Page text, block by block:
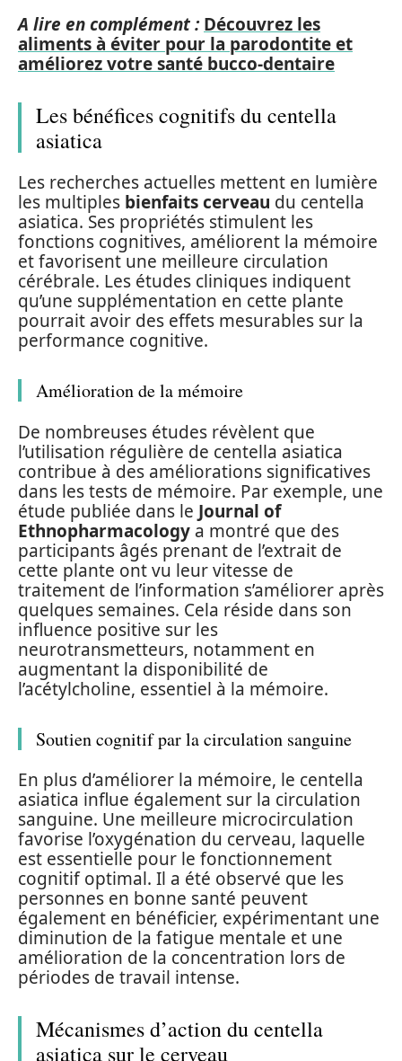
A lire en complément : Découvrez les
aliments à éviter pour la parodontite et
améliorez votre santé bucco-dentaire
Les bénéfices cognitifs du centella
asiatica
Les recherches actuelles mettent en lumière
les multiples bienfaits cerveau du centella
asiatica. Ses propriétés stimulent les
fonctions cognitives, améliorent la mémoire
et favorisent une meilleure circulation
cérébrale. Les études cliniques indiquent
qu’une supplémentation en cette plante
pourrait avoir des effets mesurables sur la
performance cognitive.
Amélioration de la mémoire
De nombreuses études révèlent que
l’utilisation régulière de centella asiatica
contribue à des améliorations significatives
dans les tests de mémoire. Par exemple, une
étude publiée dans le Journal of
Ethnopharmacology a montré que des
participants âgés prenant de l’extrait de
cette plante ont vu leur vitesse de
traitement de l’information s’améliorer après
quelques semaines. Cela réside dans son
influence positive sur les
neurotransmetteurs, notamment en
augmentant la disponibilité de
l’acétylcholine, essentiel à la mémoire.
Soutien cognitif par la circulation sanguine
En plus d’améliorer la mémoire, le centella
asiatica influe également sur la circulation
sanguine. Une meilleure microcirculation
favorise l’oxygénation du cerveau, laquelle
est essentielle pour le fonctionnement
cognitif optimal. Il a été observé que les
personnes en bonne santé peuvent
également en bénéficier, expérimentant une
diminution de la fatigue mentale et une
amélioration de la concentration lors de
périodes de travail intense.
Mécanismes d’action du centella
asiatica sur le cerveau